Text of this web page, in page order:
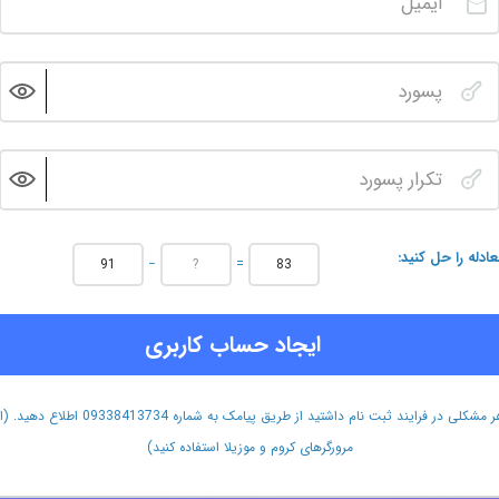
را حل کنید − =
ایجاد حساب کاربری
هر مشکلی در فرایند ثبت نام داشتید از طریق پیامک به شماره 09338413734 اطلاع
مرورگرهای کروم و موزیلا استفاده کنید)